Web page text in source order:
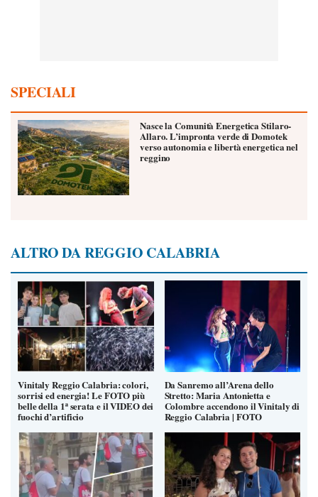
SPECIALI
Nasce la Comunità Energetica Stilaro-
Allaro. L’impronta verde di Domotek
verso autonomia e libertà energetica nel
reggino
ALTRO DA REGGIO CALABRIA
Vinitaly Reggio Calabria: colori,
sorrisi ed energia! Le FOTO più
belle della 1ª serata e il VIDEO dei
fuochi d’artificio
Da Sanremo all’Arena dello
Stretto: Maria Antonietta e
Colombre accendono il Vinitaly di
Reggio Calabria | FOTO